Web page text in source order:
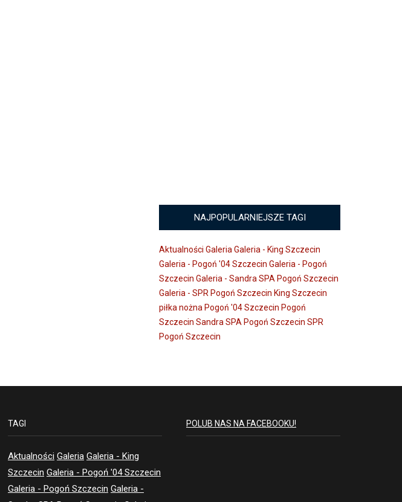
NAJPOPULARNIEJSZE TAGI
Aktualności Galeria Galeria - King Szczecin
Galeria - Pogoń '04 Szczecin Galeria - Pogoń
Szczecin Galeria - Sandra SPA Pogoń Szczecin
Galeria - SPR Pogoń Szczecin King Szczecin
piłka nożna Pogoń '04 Szczecin Pogoń
Szczecin Sandra SPA Pogoń Szczecin SPR
Pogoń Szczecin
TAGI
Aktualności Galeria Galeria - King
Szczecin Galeria - Pogoń '04 Szczecin
Galeria - Pogoń Szczecin Galeria -
POLUB NAS NA FACEBOOKU!